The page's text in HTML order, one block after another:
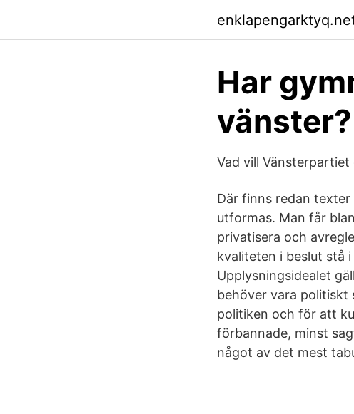
Har
vänster?
Vad vill
Där finns redan texter
utformas. Man får
privatisera och
kvaliteten i beslut stå
Upplysningsidealet
behöver vara politiskt
politiken och för att
förbannade, minst
något av det mest